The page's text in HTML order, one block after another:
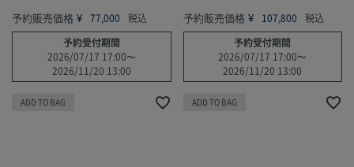
予約販売価格 ¥ 77,000
税込
予約受付期間
2026/07/17 17:00〜
2026/11/20 13:00
ADD TO BAG
予約販売価格 ¥ 107,800
税込
予約受付期間
2026/07/17 17:00〜
2026/11/20 13:00
ADD TO BAG